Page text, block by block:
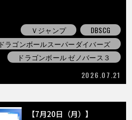
Ｖジャンプ
DBSCG
ドラゴンボールスーパーダイバーズ
ドラゴンボール ゼノバース３
2026.07.21
【7月20日（月）】